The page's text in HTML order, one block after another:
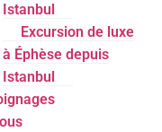
Istanbul
Excursion de luxe
à Éphèse depuis
Istanbul